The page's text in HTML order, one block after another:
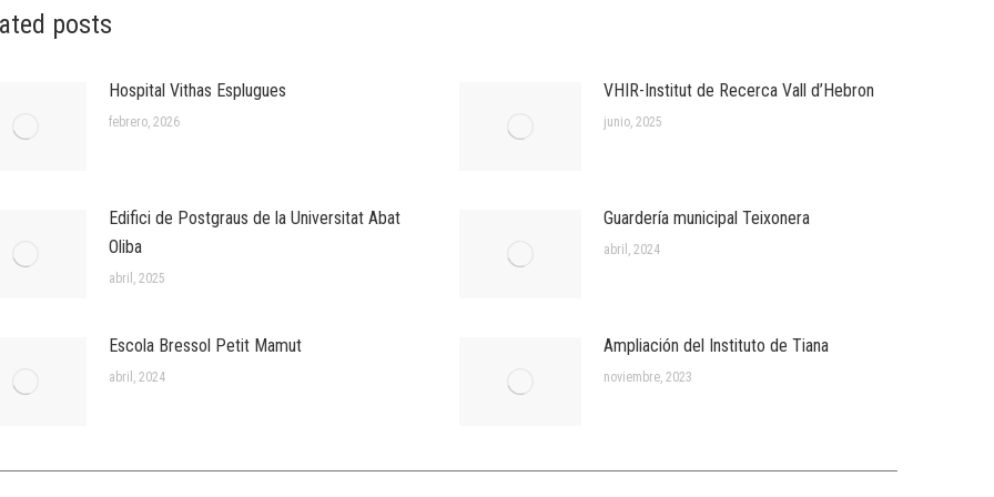
posts
Hospital Vithas Esplugues
febrero, 2026
VHIR-Institut de Recerca Vall d’Hebron
junio, 2025
Edifici de Postgraus de la Universitat Abat
Oliba
abril, 2025
Guardería municipal Teixonera
abril, 2024
Escola Bressol Petit Mamut
abril, 2024
Ampliación del Instituto de Tiana
noviembre, 2023